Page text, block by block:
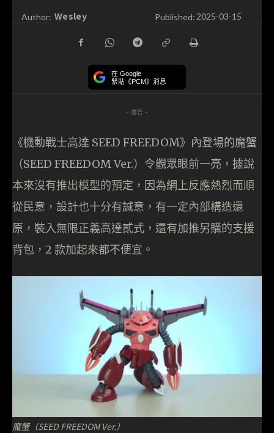
Author: Wesley Published:2025-03-15
在 Google
緊貼《PCM》消息
- 廣告 -
《機動戰士高達 SEED FREEDOM》內登場的魔蟹
（SEED FREEDOM Ver.）令觀眾眼前一亮，據說
本來沒有推出模型的預定，因為網上反應熱烈而順
從民意，設計也十分有誠意，有一定內部構造還
原，裝入無限正義高達貳式，還有加推另購的支援
背包，2 款加起來都不便宜。
魔蟹（SEED FREEDOM Ver.）